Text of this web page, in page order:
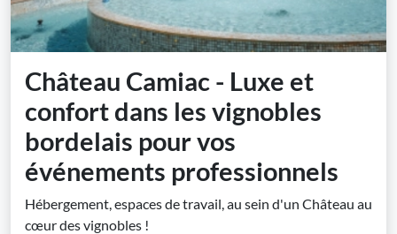
Château Camiac - Luxe et
confort dans les vignobles
bordelais pour vos
événements professionnels
Hébergement, espaces de travail, au sein d'un Château au
cœur des vignobles !